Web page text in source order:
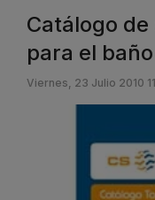
Catálogo
para el
Viernes, 23 Julio 2010